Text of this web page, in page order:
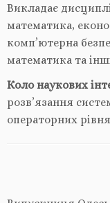
Викладає
математика,
комп’ютерна
математика та
Коло наукових
розв’язання
операторних